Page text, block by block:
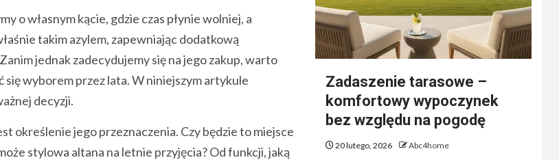
o własnym kącie, gdzie czas płynie wolniej, a
takim azylem, zapewniając dodatkową
jednak zadecydujemy się na jego zakup, warto
wyborem przez lata. W niniejszym artykule
decyzji.
określenie jego przeznaczenia. Czy będzie to miejsce
stylowa altana na letnie przyjęcia? Od funkcji, jaką
Zadaszenie tarasowe –
komfortowy wypoczynek
bez względu na pogodę
20 lutego, 2026 Abc4home